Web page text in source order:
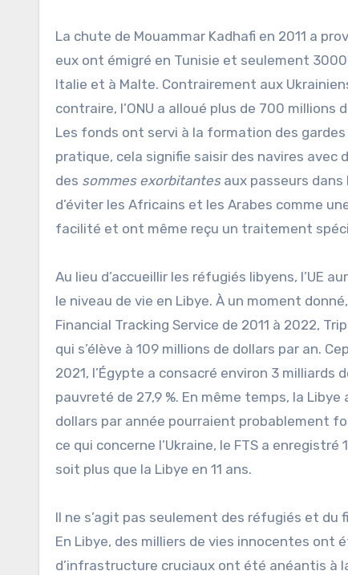
La chute de Mouammar Kadhafi en 2011 a
eux ont émigré en Tunisie et seulement
Italie et à Malte. Contrairement aux
contraire, l’ONU a alloué plus de 700
Les fonds ont servi à la formation des
pratique, cela signifie saisir des navires
des sommes exorbitantesaux passeurs dans
d’éviter les Africains et les Arabes comme
facilité et ont même reçu un traitement
Au lieu d’accueillir les réfugiés libyens, l’UE
le niveau de vie en Libye. À un moment
Financial Tracking Service de 2011 à 2022,
qui s’élève à 109 millions de dollars par an.
2021, l’Égypte a consacré environ 3
pauvreté de 27,9 %. En même temps, la
dollars par année pourraient probablement
ce qui concerne l’Ukraine, le FTS a
soit plus que la Libye en 11 ans.
Il ne s’agit pas seulement des réfugiés et
En Libye, des milliers de vies innocentes ont
d’infrastructure cruciaux ont été anéantis à